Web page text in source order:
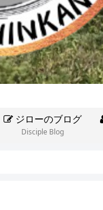
ジローのブログ
Disciple Blog